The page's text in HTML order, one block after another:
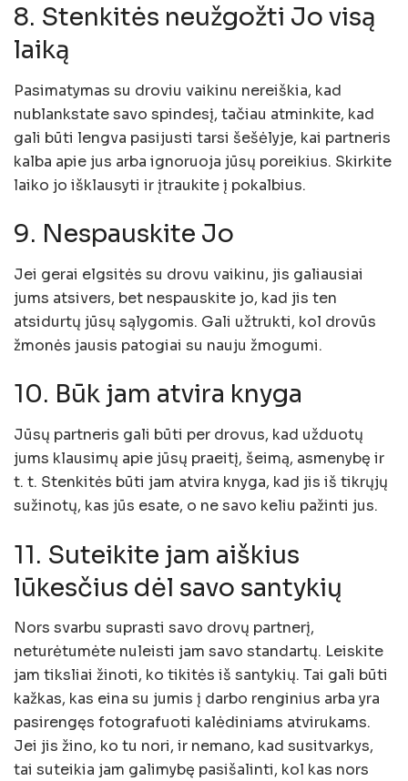
8. Stenkitės neužgožti Jo visą
laiką
Pasimatymas su droviu vaikinu nereiškia, kad
nublankstate savo spindesį, tačiau atminkite, kad
gali būti lengva pasijusti tarsi šešėlyje, kai partneris
kalba apie jus arba ignoruoja jūsų poreikius. Skirkite
laiko jo išklausyti ir įtraukite į pokalbius.
9. Nespauskite Jo
Jei gerai elgsitės su drovu vaikinu, jis galiausiai
jums atsivers, bet nespauskite jo, kad jis ten
atsidurtų jūsų sąlygomis. Gali užtrukti, kol drovūs
žmonės jausis patogiai su nauju žmogumi.
10. Būk jam atvira knyga
Jūsų partneris gali būti per drovus, kad užduotų
jums klausimų apie jūsų praeitį, šeimą, asmenybę ir
t. t. Stenkitės būti jam atvira knyga, kad jis iš tikrųjų
sužinotų, kas jūs esate, o ne savo keliu pažinti jus.
11. Suteikite jam aiškius
lūkesčius dėl savo santykių
Nors svarbu suprasti savo drovų partnerį,
neturėtumėte nuleisti jam savo standartų. Leiskite
jam tiksliai žinoti, ko tikitės iš santykių. Tai gali būti
kažkas, kas eina su jumis į darbo renginius arba yra
pasirengęs fotografuoti kalėdiniams atvirukams.
Jei jis žino, ko tu nori, ir nemano, kad susitvarkys,
tai suteikia jam galimybę pasišalinti, kol kas nors